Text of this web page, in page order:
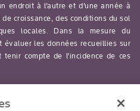
endroit à l’autre et d’une année à
croissance, des conditions du sol
locales. Dans la mesure du
évaluer les données recueillies sur
compte de l’incidence de ces